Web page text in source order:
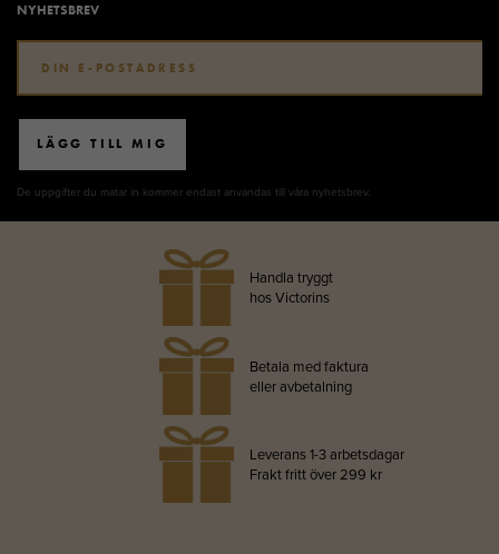
NYHETSBREV
LÄGG TILL MIG
De uppgifter du matar in kommer endast användas till våra nyhetsbrev.
Handla tryggt
hos Victorins
Betala med faktura
eller avbetalning
Leverans 1-3 arbetsdagar
Frakt fritt över 299 kr